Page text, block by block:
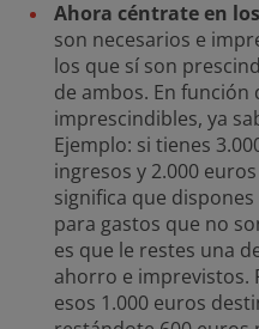
Ahora céntrate en
son necesarios e
los que sí son
de ambos. En función
imprescindibles, ya
Ejemplo: si tienes
ingresos y 2.000
significa que
para gastos que no
es que le restes una
ahorro e imprevistos.
esos 1.000 euros